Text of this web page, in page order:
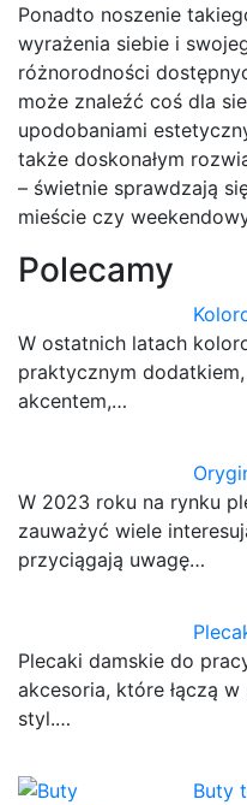
Ponadto noszenie
wyrażenia siebie i
różnorodności
może znaleźć coś dla
upodobaniami
także doskonałym
– świetnie sprawdzają
mieście czy
Polecamy
W ostatnich latach
praktycznym
akcentem,…
W 2023 roku na rynku
zauważyć wiele
przyciągają uwagę…
Plecaki damskie do
akcesoria, które łączą
styl.…
Buty